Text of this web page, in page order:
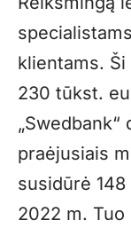
klientams.
230 tūkst.
praėjusiais
susidūrė
2022 m.